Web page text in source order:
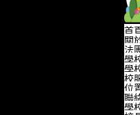
首
關
法
學
學
校
位
聯
學